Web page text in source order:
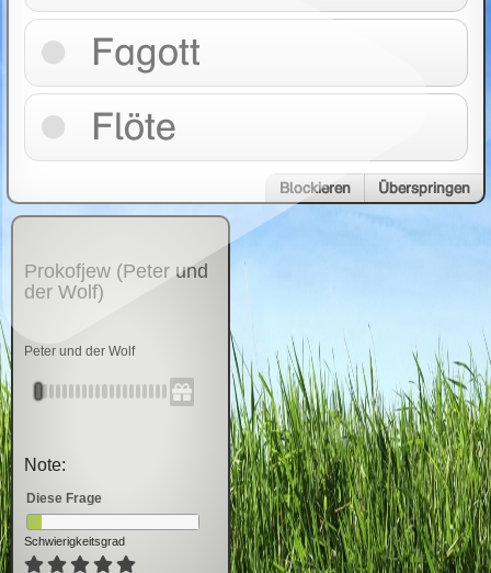
Fagott
Flöte
Blockieren Überspringen
Prokofjew (Peter und
der Wolf)
Peter und der Wolf
Note:
Diese Frage
Schwierigkeitsgrad